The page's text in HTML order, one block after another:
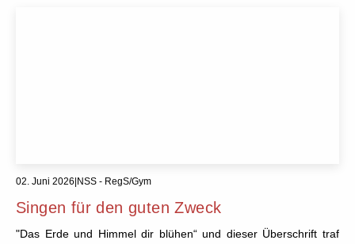
02. Juni 2026 NSS - RegS/Gym
Singen für den guten Zweck
"Das Erde und Himmel dir blühen“ und dieser Überschrift traf